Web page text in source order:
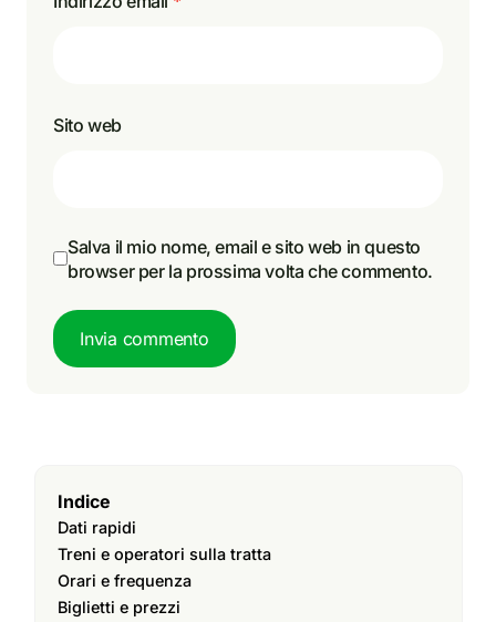
Sito web
Salva il mio nome, email e sito web in questo
browser per la prossima volta che commento.
Invia commento
Indice
Dati rapidi
Treni e operatori sulla tratta
Orari e frequenza
Biglietti e prezzi